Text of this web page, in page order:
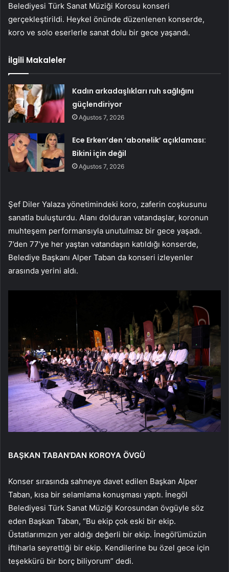
Belediyesi Türk Sanat Müziği Korosu konseri
gerçekleştirildi. Heykel önünde düzenlenen konserde,
koro ve solo eserlerle sanat dolu bir gece yaşandı.
İlgili Makaleler
Kadın arkadaşlıkları ruh sağlığını
güçlendiriyor
Ağustos 7, 2026
Ece Erken’den ‘abonelik’ açıklaması:
Bikini için değil
Ağustos 7, 2026
Şef Diler Yalaza yönetimindeki koro, zaferin coşkusunu
sanatla buluşturdu. Alanı dolduran vatandaşlar, koronun
muhteşem performansıyla unutulmaz bir gece yaşadı.
7’den 77’ye her yaştan vatandaşın katıldığı konserde,
Belediye Başkanı Alper Taban da konseri izleyenler
arasında yerini aldı.
BAŞKAN TABAN’DAN KOROYA ÖVGÜ
Konser sırasında sahneye davet edilen Başkan Alper
Taban, kısa bir selamlama konuşması yaptı. İnegöl
Belediyesi Türk Sanat Müziği Korosundan övgüyle söz
eden Başkan Taban, “Bu ekip çok eski bir ekip.
Üstatlarımızın yer aldığı değerli bir ekip. İnegöl’ümüzün
iftiharla seyrettiği bir ekip. Kendilerine bu özel gece için
teşekkürü bir borç biliyorum” dedi.